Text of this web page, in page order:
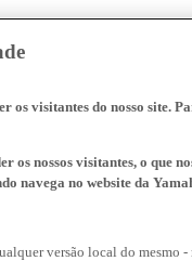
visitantes do nosso site.
os nossos visitantes, o que
navega no website da
versão local do mesmo